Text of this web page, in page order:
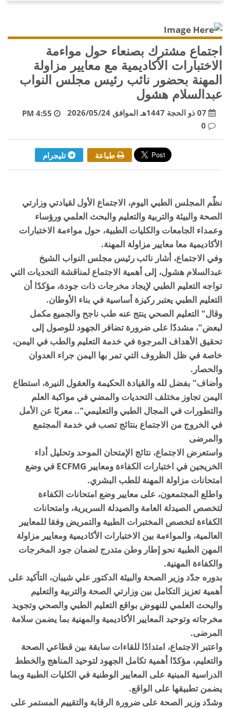
اجتماع مشترك بصنعاء حول مواءمة
الاختبارات الأكاديمية مع معايير مزاولة
المهنة بحضور نائب رئيس مجلس النواب
عبدالسلام هشول
طباعة تليجرام
نظّم المجلس الطبي اليوم، الاجتماع الأول لقيادتي وزارتي
الصحة والبيئة والتربية والتعليم والبحث العلمي ورؤساء
وعمداء الجامعات والكليات الطبية، حول مواءمة الاختبارات
الأكاديمية معا معايير مزاولة المهنة.
وفي الاجتماع، أشار نائب رئيس مجلس النواب الشيخ
عبدالسلام هشول، إلى أهمية الاجتماع لمناقشة التحديات التي
تواجه التعليم الطبي لإيجاد مخرجات ذات جودة، مؤكدًا أن
التعليم الطبي يعتبر ركيزة أساسية في بناء الأوطان.
وقال" التعليم الصحي ينتج عنه طب ناجح والجميع مكمل
لبعض"، مشددّا على ضرورة تضافر الجهود للوصول إلى
تحقيق الأهداف المرجوة في خدمة التعليم والطب في اليمن،
خاصة في ظل الظروف التي تمر بها اليمن جراء العدوان
والحصار.
وأضاف" بفضل لله والقيادة الحكيمة والعقول النيرة، استطاع
اليمن تجاوز مختلف التحديات والمضي في مواكبة العلم
والتطورات في المجال الطبي والتعليمي".. معربًا عن الأمل
في الخروج من الاجتماع بنتائج تصب في خدمة المجتمع
والمرضى
واستعرض الاجتماع، نتائج الإمتحان الموحد وتحليل أداء
الخريجين في اختبارات الكفاءة ومعايير ECFMG في وضع
امتحانات مزاولة المهنة للطب البشري.
واطلع المجتمعون، على معايير وضع امتحانات الكفاءة
لتخصص الصيدلة العامة والصيدلة السريرية، وامتحانات
الكفاءة لتخصص المختبرات الطبية والتمريض وفقا للمعايير
العالمية، والمواءمة بين الاختبارات الأكاديمية ومعايير مزاولة
المهن الطبية نحو إطار وطن متدرج لضمان جود المخرجات
والكفاءة المهنية.
بدوره جدّد وزير الصحة والبيئة الدكتور علي شيبان، التأكيد على
أهمية تعزيز التكامل بين وزارتي الصحة والتربية والتعليم
والبحث العلمي للنهوض بواقع التعليم الطبي والصحي وتجويد
مخرجاته وتوحيد المعايير الأكاديمية والمهنية بما يضمن سلامة
المرضى.
واعتبر الاجتماع، امتدادًا للقاءات سابقة بين قطاعي الصحة
والتعليم، مؤكدًا أهمية تكامل الجهود لتوحيد المناهج والخطط
الدراسية المبنية على المعايير الوطنية في الكليات الطبية وبما
يضمن تطبيقها على الواقع.
وشدّد وزير الصحة على ضرورة الرقابة والتقييم المستمر على